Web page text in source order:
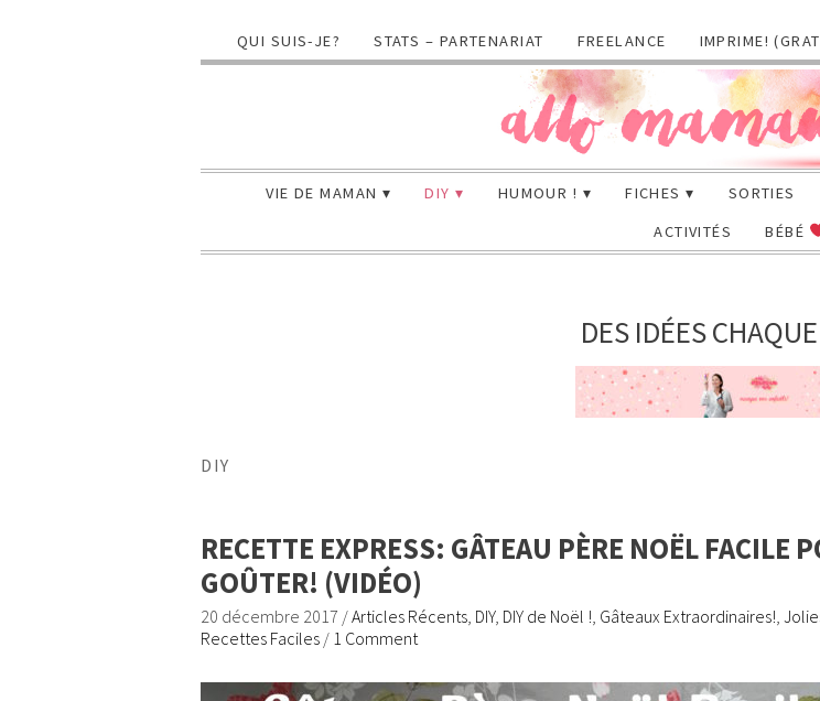
QUI SUIS-JE? STATS – PARTENARIAT FREELANCE IMPRIME!
VIE DE MAMAN DIY HUMOUR ! FICHES SORTIES
ACTIVITÉS
BÉBÉ
DES IDÉES
DIY
RECETTE EXPRESS: GÂTEAU PÈRE NOËL FACILE
GOÛTER! (VIDÉO)
20 décembre 2017 /Articles Récents DIY, DIY de Noël ! Gâteaux Extraordinaires!
Recettes Faciles / 1 Comment